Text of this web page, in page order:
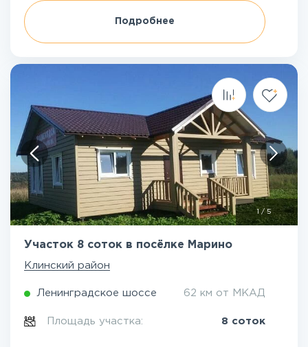
Подробнее
/5
Участок 8 соток в посёлке Марино
Клинский район
Ленинградское шоссе 62 км от МКАД
Площадь участка: 8 соток